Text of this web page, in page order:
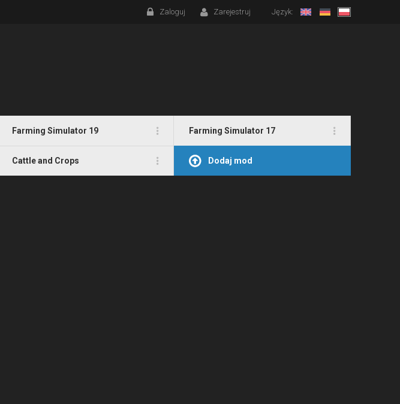
Zaloguj Zarejestruj Język:
Farming Simulator 19 Farming Simulator 17
Cattle and Crops Dodaj mod